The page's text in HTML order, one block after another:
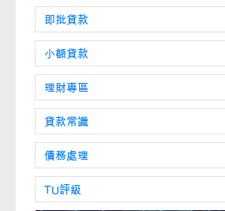
即批貸款
小額貸款
理財專區
貸款常識
債務處理
TU評級